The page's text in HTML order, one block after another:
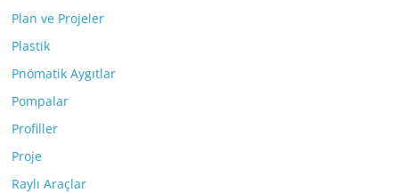
Plan ve Projeler
Plastik
Pnömatik Aygıtlar
Pompalar
Profiller
Proje
Raylı Araçlar